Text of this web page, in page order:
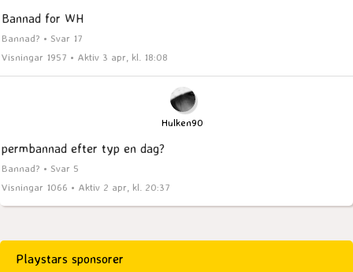
Bannad for WH
Bannad? • Svar 17
Visningar 1957 • Aktiv 3 apr, kl. 18:08
Hulken90
permbannad efter typ en dag?
Bannad? • Svar 5
Visningar 1066 • Aktiv 2 apr, kl. 20:37
Playstars sponsorer